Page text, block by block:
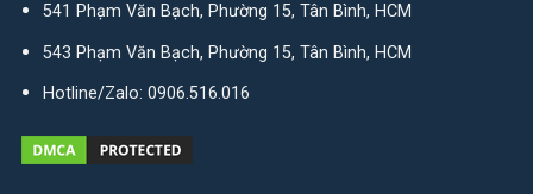
541 Phạm Văn Bạch, Phường 15, Tân Bình, HCM
543 Phạm Văn Bạch, Phường 15, Tân Bình, HCM
Hotline/Zalo: 0906.516.016